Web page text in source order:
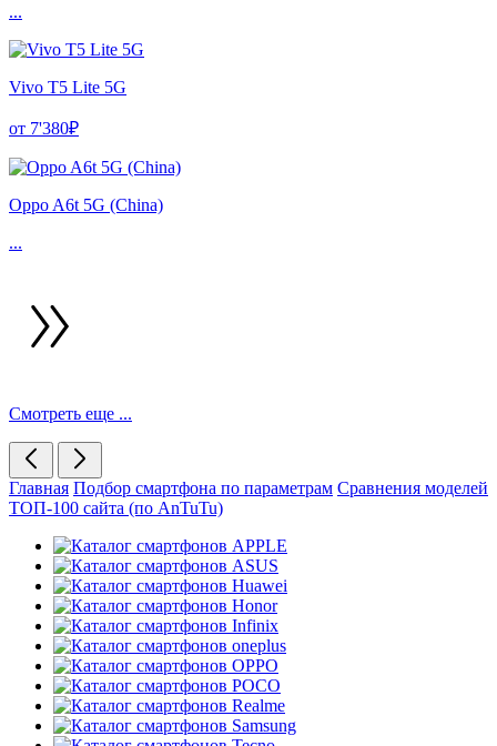
...
Vivo T5 Lite 5G
от 7'380₽
Oppo A6t 5G (China)
...
Смотреть еще ...
Главная Подбор смартфона по параметрам Сравнения моделей
ТОП-100 сайта (по AnTuTu)